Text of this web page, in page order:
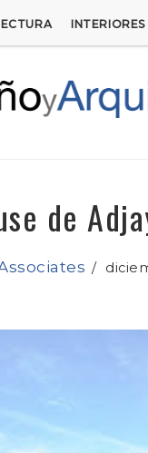
INTERIORES
de
/